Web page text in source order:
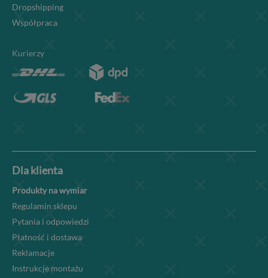
Dropshipping
Współpraca
Kurierzy
Dla klienta
Produkty na wymiar
Regulamin sklepu
Pytania i odpowiedzi
Płatność i dostawa
Reklamacje
Instrukcje montażu